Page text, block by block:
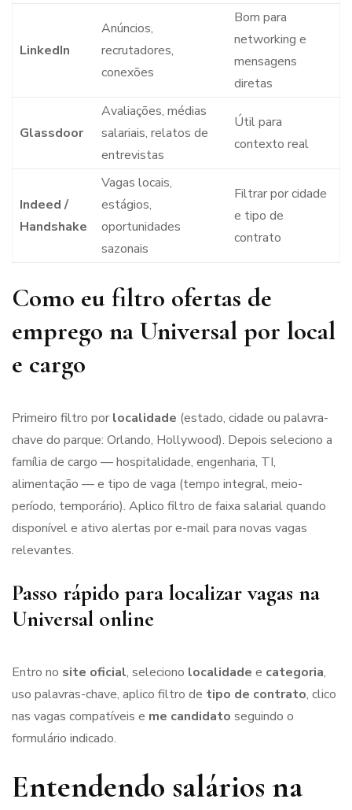
LinkedIn
Anúncios,
recrutadores,
conexões
Bom para
networking e
mensagens
diretas
Glassdoor
Avaliações, médias
salariais, relatos de
entrevistas
Útil para
contexto real
Indeed /
Handshake
Vagas locais,
estágios,
oportunidades
sazonais
Filtrar por cidade
e tipo de
contrato
Como eu filtro ofertas de
emprego na Universal por local
e cargo
Primeiro filtro por localidade (estado, cidade ou palavra-
chave do parque: Orlando, Hollywood). Depois seleciono a
família de cargo — hospitalidade, engenharia, TI,
alimentação — e tipo de vaga (tempo integral, meio-
período, temporário). Aplico filtro de faixa salarial quando
disponível e ativo alertas por e-mail para novas vagas
relevantes.
Passo rápido para localizar vagas na
Universal online
Entro no site oficial, seleciono localidade e categoria,
uso palavras-chave, aplico filtro de tipo de contrato, clico
nas vagas compatíveis e me candidato seguindo o
formulário indicado.
Entendendo salários na